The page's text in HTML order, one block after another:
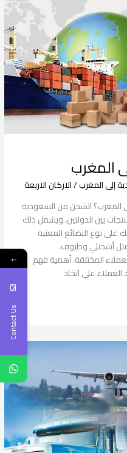
المغرب
إلى المغرب/الاركان الاربعة
الشحن من السعودية
بين الدولتين، ويشمل ذلك
على نوع البضائع المعنية
أشحنلي وطيوف،
المختلفة. أهمية فهم
على اتخاذ
←
Contact Us